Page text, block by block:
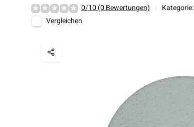
0/10 (0 Bewertungen) Kategorie:
Vergleichen